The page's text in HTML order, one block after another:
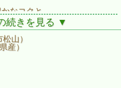
なコクと
少ないお酒。
が一体となり、
。
く
す。
続きを見る ▼
山）
産）